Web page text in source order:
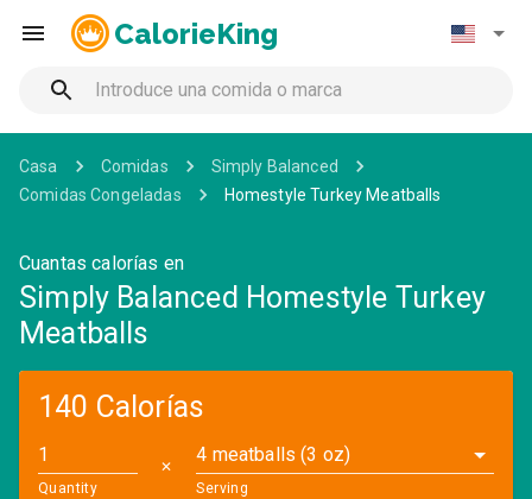
CalorieKing
Casa Comidas
Simply Balanced
Comidas Congeladas
Homestyle Turkey Meatballs
Cuantas calorías en
Simply Balanced Homestyle Turkey
Meatballs
140 Calorías
Quantity
✕
4 meatballs (3 oz)
Serving